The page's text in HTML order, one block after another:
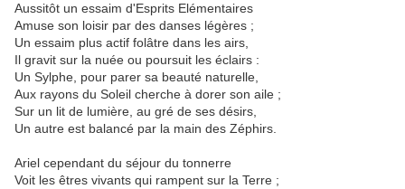
Aussitôt un essaim d'Esprits Elémentaires
Amuse son loisir par des danses légères ;
Un essaim plus actif folâtre dans les airs,
Il gravit sur la nuée ou poursuit les éclairs :
Un Sylphe, pour parer sa beauté naturelle,
Aux rayons du Soleil cherche à dorer son aile ;
Sur un lit de lumière, au gré de ses désirs,
Un autre est balancé par la main des Zéphirs.
Ariel cependant du séjour du tonnerre
Voit les êtres vivants qui rampent sur la Terre ;